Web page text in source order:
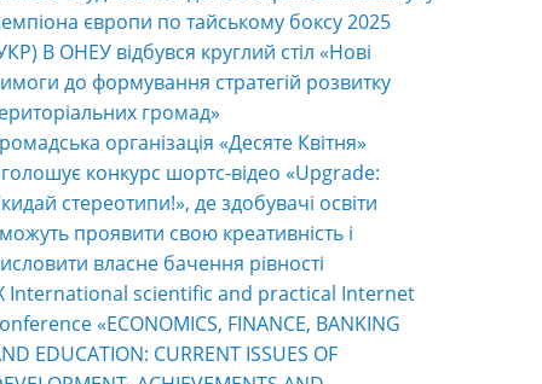
європи по тайському боксу 2025
В ОНЕУ відбувся круглий стіл «Нові
до формування стратегій розвитку
громад»
організація «Десяте Квітня»
конкурс шортс-відео «Upgrade:
стереотипи!», де здобувачі освіти
проявити свою креативність і
власне бачення рівності
International scientific and practical Internet
«ECONOMICS, FINANCE, BANKING
EDUCATION: CURRENT ISSUES OF